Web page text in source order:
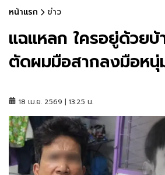
หน้าแรก ข่าว
แฉแหลก ใครอยู่ด้วยบ้
ตัดผมมือสากลงมือห
18 เม.ย. 2569 | 13:25 น.